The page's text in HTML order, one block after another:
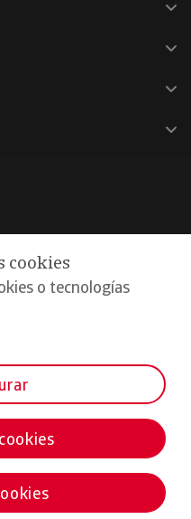
cookies
o tecnologías